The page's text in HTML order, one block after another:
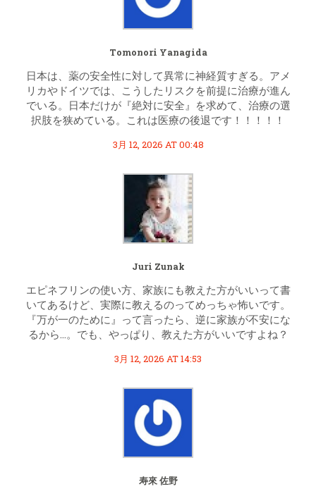
Tomonori Yanagida
日本は、薬の安全性に対して異常に神経質すぎる。アメ
リカやドイツでは、こうしたリスクを前提に治療が進ん
でいる。日本だけが『絶対に安全』を求めて、治療の選
択肢を狭めている。これは医療の後退です！！！！！
3月 12, 2026 AT 00:48
Juri Zunak
エピネフリンの使い方、家族にも教えた方がいいって書
いてあるけど、実際に教えるのってめっちゃ怖いです。
『万が一のために』って言ったら、逆に家族が不安にな
るから…。でも、やっぱり、教えた方がいいですよね？
3月 12, 2026 AT 14:53
寿來 佐野